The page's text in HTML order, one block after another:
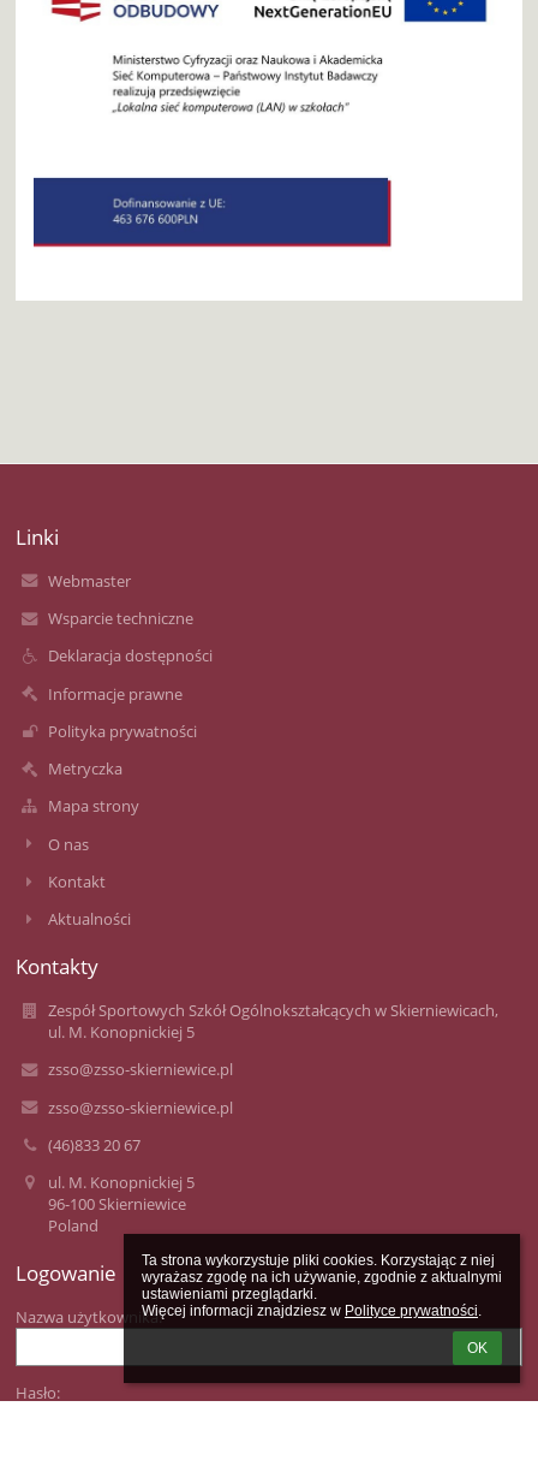
Ta strona wykorzystuje pliki cookies. Korzystając z niej
wyrażasz zgodę na ich używanie, zgodnie z aktualnymi
ustawieniami przeglądarki.
Więcej informacji znajdziesz w Polityce prywatności.
OK
Linki
Webmaster
Wsparcie techniczne
Deklaracja dostępności
Informacje prawne
Polityka prywatności
Metryczka
Mapa strony
O nas
Kontakt
Aktualności
Kontakty
Zespół Sportowych Szkół Ogólnokształcących w Skierniewicach,
ul. M. Konopnickiej 5
zsso@zsso-skierniewice.pl
zsso@zsso-skierniewice.pl
(46)833 20 67
ul. M. Konopnickiej 5
96-100 Skierniewice
Poland
Logowanie
Nazwa użytkownika:
Hasło: